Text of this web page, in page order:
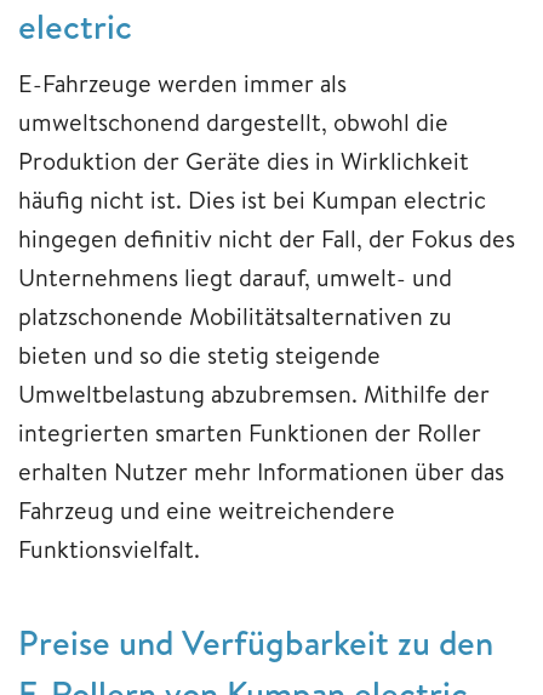
electric
E-Fahrzeuge werden immer als
umweltschonend dargestellt, obwohl die
Produktion der Geräte dies in Wirklichkeit
häufig nicht ist. Dies ist bei Kumpan electric
hingegen definitiv nicht der Fall, der Fokus des
Unternehmens liegt darauf, umwelt- und
platzschonende Mobilitätsalternativen zu
bieten und so die stetig steigende
Umweltbelastung abzubremsen. Mithilfe der
integrierten smarten Funktionen der Roller
erhalten Nutzer mehr Informationen über das
Fahrzeug und eine weitreichendere
Funktionsvielfalt.
Preise und Verfügbarkeit zu den